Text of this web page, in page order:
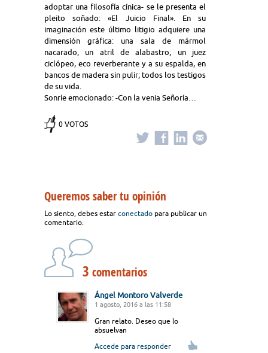
adoptar una filosofía cínica- se le presenta el
pleito soñado: «El Juicio Final». En su
imaginación este último litigio adquiere una
dimensión gráfica: una sala de mármol
nacarado, un atril de alabastro, un juez
ciclópeo, eco reverberante y a su espalda, en
bancos de madera sin pulir; todos los testigos
de su vida.
Sonríe emocionado: -Con la venia Señoría…
0 VOTOS
Queremos saber tu opinión
Lo siento, debes estar conectado para publicar un
comentario.
3 comentarios
Ángel Montoro Valverde
1 agosto, 2016 a las 11:58
Gran relato. Deseo que lo
absuelvan
Accede para responder